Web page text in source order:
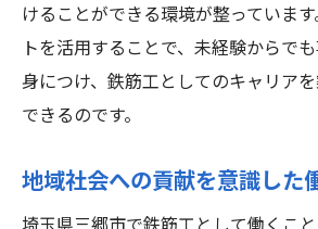
けることができる環境が整っていま
トを活用することで、未経験からで
身につけ、鉄筋工としてのキャリア
できるのです。
地域社会への貢献を意識した